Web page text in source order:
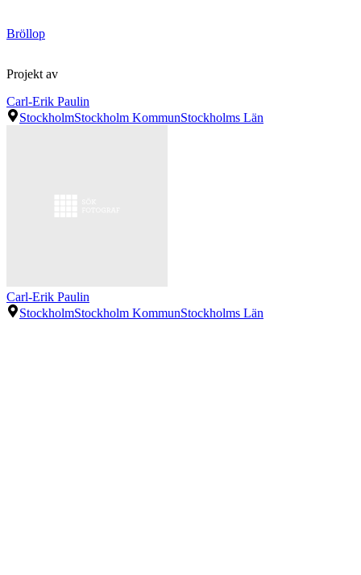
Bröllop
Projekt av
Carl-Erik Paulin
StockholmStockholm KommunStockholms Län
Carl-Erik Paulin
StockholmStockholm KommunStockholms Län